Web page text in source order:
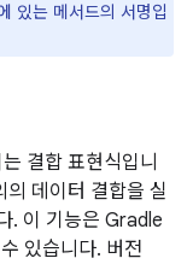
있는 메서드의 서명입
결합 표현식입니
데이터 결합을 실
. 이 기능은 Gradle
있습니다. 버전